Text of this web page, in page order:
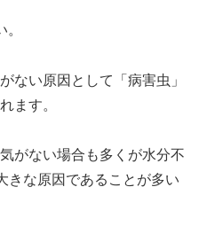
ない原因として「病害虫」
ます。
がない場合も多くが水分不
きな原因であることが多い